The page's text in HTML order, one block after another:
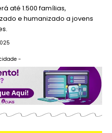
até 1.500 famílias,
e humanizado a jovens
-